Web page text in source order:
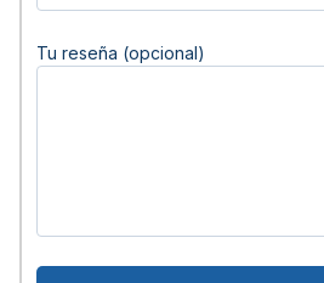
Tu reseña (opcional)